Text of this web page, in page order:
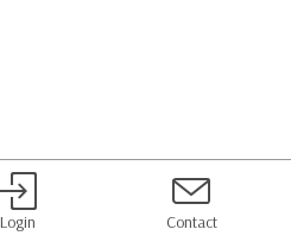
Login Contact